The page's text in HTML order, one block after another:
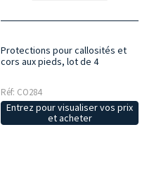
Protections pour callosités et
cors aux pieds, lot de 4
Réf: CO284
Entrez pour visualiser vos prix
et acheter